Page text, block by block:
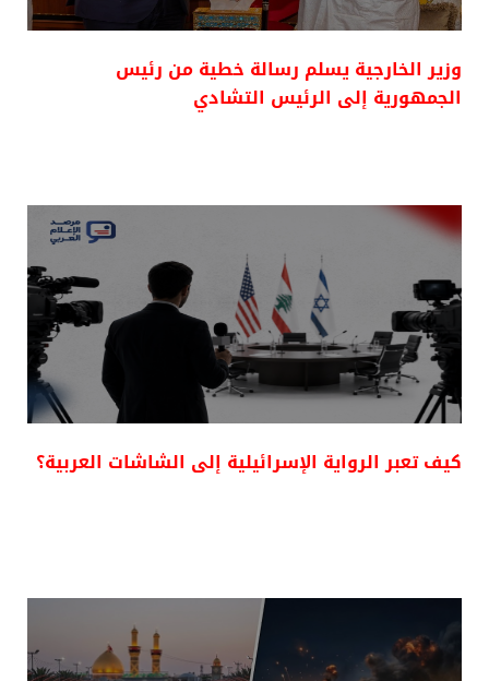
وزير الخارجية يسلم رسالة خطية من رئيس
الجمهورية إلى الرئيس التشادي
كيف تعبر الرواية الإسرائيلية إلى الشاشات العربية؟